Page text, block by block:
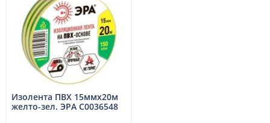
Изолента ПВХ 15ммх20м
желто-зел. ЭРА C0036548